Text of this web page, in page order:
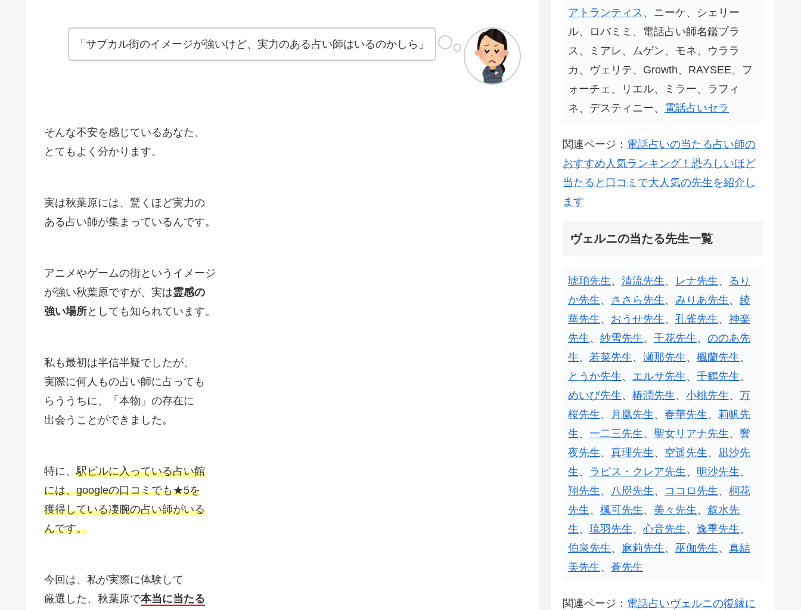
「サブカル街のイメージが強いけど、実力のある占い師はいるのかしら」
そんな不安を感じているあなた、
とてもよく分かります。
実は秋葉原には、驚くほど実力の
ある占い師が集まっているんです。
アニメやゲームの街というイメージ
が強い秋葉原ですが、実は霊感の
強い場所としても知られています。
私も最初は半信半疑でしたが、
実際に何人もの占い師に占っても
らううちに、「本物」の存在に
出会うことができました。
特に、 駅ビルに入っている占い館
には、googleの口コミでも★5を
獲得している凄腕の占い師がいる
んです。
今回は、私が実際に体験して
厳選した、秋葉原で本当に当たる
アトランティス 、ニーケ、シェリー
ル、ロバミミ、電話占い師名鑑プラ
ス、ミアレ、ムゲン、モネ、ウララ
カ、ヴェリテ、Growth、RAYSEE、フ
ォーチェ、リエル、ミラー、ラフィ
ネ、デスティニー、 電話占いセラ
関連ページ： 電話占いの当たる占い師の
おすすめ人気ランキング！恐ろしいほど
当たると口コミで大人気の先生を紹介し
ます
ヴェルニの当たる先生一覧
琥珀先生 、 清流先生 、 レナ先生 、 るり
か先生 、 ささら先生 、 みりあ先生 、 綾
華先生 、 おうせ先生 、 孔雀先生 、 神楽
先生 、 紗雪先生 、 千花先生 、 ののあ先
生 、 若菜先生 、 瀬那先生 、 楓蘭先生 、
とうか先生 、 エルサ先生 、 千鶴先生 、
めいび先生 、 椿潤先生 、 小桃先生 、 万
桜先生 、 月凰先生 、 春華先生 、 莉帆先
生 、 一二三先生 、 聖女リアナ先生 、 響
夜先生 、 真理先生 、 空遥先生 、 凪沙先
生 、 ラピス・クレア先生 、 明沙先生 、
翔先生 、 八咫先生 、 ココロ先生 、 桐花
先生 、 楓可先生 、 美々先生 、 叙水先
生 、 琉羽先生 、心音先生 、 逸季先生 、
伯泉先生 、 麻莉先生 、 巫伽先生 、 真結
美先生 、 蒼先生
関連ページ： 電話占いヴェルニの復縁に